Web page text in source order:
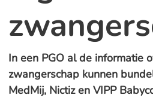
In een PGO al de informatie
zwangerschap kunnen
MedMij, Nictiz en VIPP